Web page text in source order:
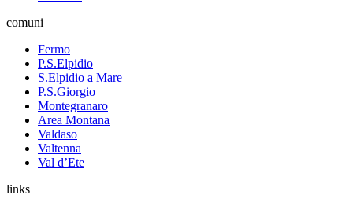
comuni
Fermo
P.S.Elpidio
S.Elpidio a Mare
P.S.Giorgio
Montegranaro
Area Montana
Valdaso
Valtenna
Val d’Ete
links